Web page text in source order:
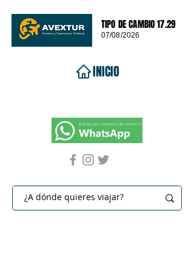
TIPO DE CAMBIO 17.29
07/08/2026
INICIO